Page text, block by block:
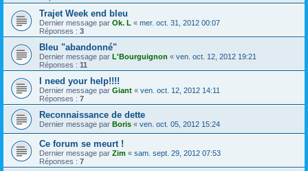
Trajet Week end bleu
Dernier message par Ok. L « mer. oct. 31, 2012 00:07
Réponses : 3
Bleu "abandonné"
Dernier message par L'Bourguignon « ven. oct. 12, 2012 19:21
Réponses : 11
I need your help!!!!
Dernier message par Giant « ven. oct. 12, 2012 14:11
Réponses : 7
Reconnaissance de dette
Dernier message par Boris « ven. oct. 05, 2012 15:24
Ce forum se meurt !
Dernier message par Zim « sam. sept. 29, 2012 07:53
Réponses : 7